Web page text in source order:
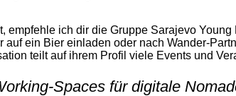
empfehle ich dir die Gruppe Sarajevo
auf ein Bier einladen oder nach Wander-
teilt auf ihrem Profil viele Events und
Spaces für digitale